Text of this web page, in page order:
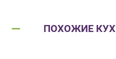
ПОХОЖИЕ